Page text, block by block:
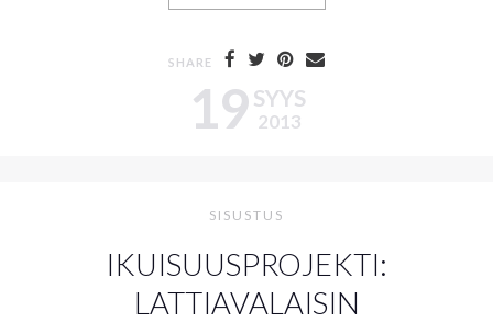
19 SYYS
2013
SHARE
SISUSTUS
IKUISUUSPROJEKTI:
LATTIAVALAISIN